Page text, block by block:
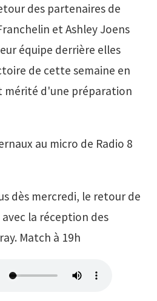
des partenaires de
et Ashley Joens
équipe derrière elles
de cette semaine en
mérité d'une préparation
au micro de Radio 8
dès mercredi, le retour de
la réception des
Match à 19h